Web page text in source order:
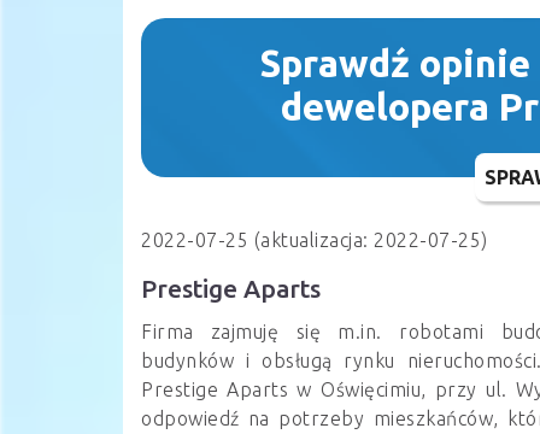
Sprawdź
dewelopera
2022-07-25 (aktualizacja: 2022-07-25)
Prestige Aparts
Firma zajmuję się m.in. robotami
budynków i obsługą rynku
Prestige Aparts w Oświęcimiu, przy ul.
odpowiedź na potrzeby mieszkańców,